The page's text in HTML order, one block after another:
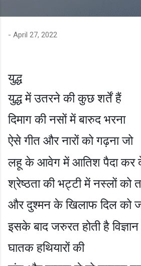
- April 27, 2022
युद्ध
युद्ध में उतरने की कुछ शर्तें हैं
दिमाग की नसों में बारुद भरना
ऐसे गीत और नारों को गढ़ना जो
लहू के आवेग में आतिश पैदा कर
श्रेष्ठता की भट्टी में नस्लों को
और दुश्मन के खिलाफ दिल को
इसके बाद जरुरत होती है
घातक हथियारों की